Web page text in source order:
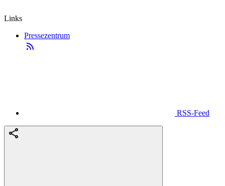
Links
Pressezentrum
RSS-Feed